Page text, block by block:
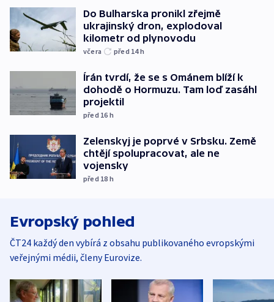
Do Bulharska pronikl zřejmě
ukrajinský dron, explodoval
kilometr od plynovodu
včera před 14h
Írán tvrdí, že se s Ománem blíží k
dohodě o Hormuzu. Tam loď zasáhl
projektil
před 16 h
Zelenskyj je poprvé v Srbsku. Země
chtějí spolupracovat, ale ne
vojensky
před 18 h
Evropský pohled
ČT24 každý den vybírá z obsahu publikovaného evropskými
veřejnými médii, členy Eurovize.